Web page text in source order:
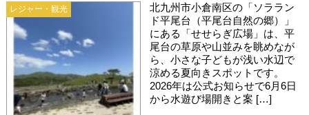
レジャー・観光
北九州市小倉南区の「ソララン
ド平尾台（平尾台自然の郷）」
にある「せせらぎ広場」は、平
尾台の草原や山並みを眺めなが
ら、小さな子どもが浅い水辺で
涼める夏向きスポットです。
2026年は公式お知らせで6月6日
から水遊び場開きと案 […]